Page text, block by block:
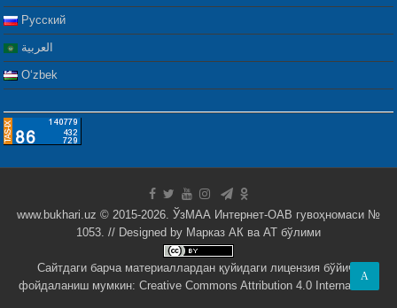
Русский
العربية
Oʻzbek
www.bukhari.uz © 2015-2026. ЎзМАА Интернет-ОАВ гувоҳномаси №
1053. // Designed by Марказ АК ва АТ бўлими
Сайтдаги барча материаллардан қуйидаги лицензия бўйича
фойдаланиш мумкин: Creative Commons Attribution 4.0 International
A